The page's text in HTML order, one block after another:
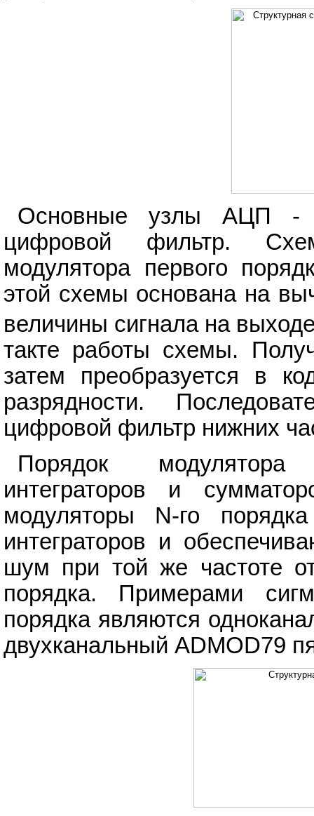
Основные узлы АЦП -
цифровой фильтр.
модулятора первого
этой схемы основана на
величины сигнала на
такте работы схемы.
затем преобразуется в
разрядности.
цифровой фильтр нижних
Порядок модулятора
интеграторов и
модуляторы N-го
интеграторов и
шум при той же частоте
порядка. Примерами
порядка являются
двухканальный ADMOD79